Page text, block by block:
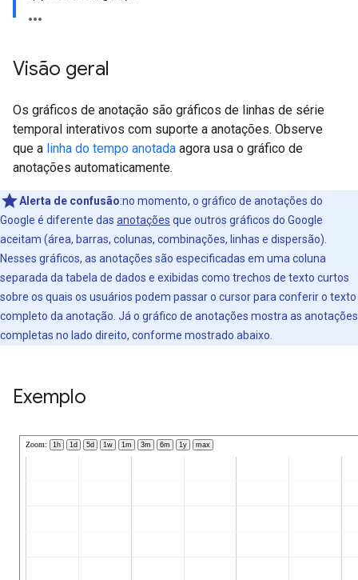
Visão geral
Os gráficos de anotação são gráficos de linhas de série
temporal interativos com suporte a anotações. Observe
que a linha do tempo anotada agora usa o gráfico de
anotações automaticamente.
Alerta de confusão:no momento, o gráfico de anotações do
Google é diferente das anotações que outros gráficos do Google
aceitam (área, barras, colunas, combinações, linhas e dispersão).
Nesses gráficos, as anotações são especificadas em uma coluna
separada da tabela de dados e exibidas como trechos de texto curtos
sobre os quais os usuários podem passar o cursor para conferir o texto
completo da anotação. Já o gráfico de anotações mostra as anotações
completas no lado direito, conforme mostrado abaixo.
Exemplo